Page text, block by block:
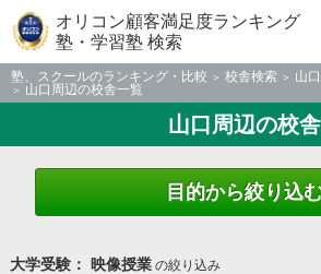
オリコン顧客満足度ランキング
塾・学習塾 検索
塾、スクールのランキング・比較 校舎検索
山
山口周辺の校舎一覧
山口周辺の校舎
目的から絞り込
大学受験： 映像授業の絞り込み